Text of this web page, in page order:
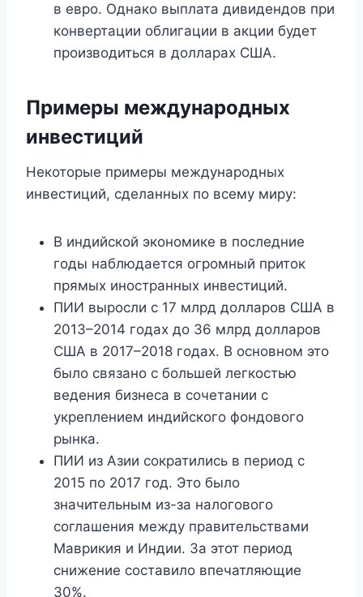
в евро. Однако выплата дивидендов при
конвертации облигации в акции будет
производиться в долларах США.
Примеры международных
инвестиций
Некоторые примеры международных
инвестиций, сделанных по всему миру:
В индийской экономике в последние
годы наблюдается огромный приток
прямых иностранных инвестиций.
ПИИ выросли с 17 млрд долларов США в
2013–2014 годах до 36 млрд долларов
США в 2017–2018 годах. В основном это
было связано с большей легкостью
ведения бизнеса в сочетании с
укреплением индийского фондового
рынка.
ПИИ из Азии сократились в период с
2015 по 2017 год. Это было
значительным из-за налогового
соглашения между правительствами
Маврикия и Индии. За этот период
снижение составило впечатляющие
30%.